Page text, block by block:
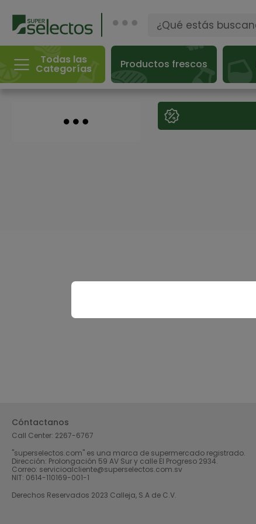
Todas las
Categorías Productos frescos
Cóntactanos
Call Center: 2267-6767
"superselectos.com" es una marca de supermercado registrado.
Dirección: Prolongación 59 AV Sur y calle El Progreso 2934.
Correo: servicioalcliente@superselectos.com.sv
NIT: 0614-110169-001-1
Derechos Reservados 2023 Calleja, S.A de C.V.